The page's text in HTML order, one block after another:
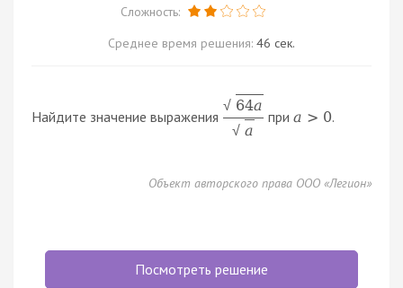
Сложность:
Среднее время решения: 46 сек.
Найдите значение выражения
√ 64a
√ a
при a > 0.
Объект авторского права ООО «Легион»
Посмотреть решение